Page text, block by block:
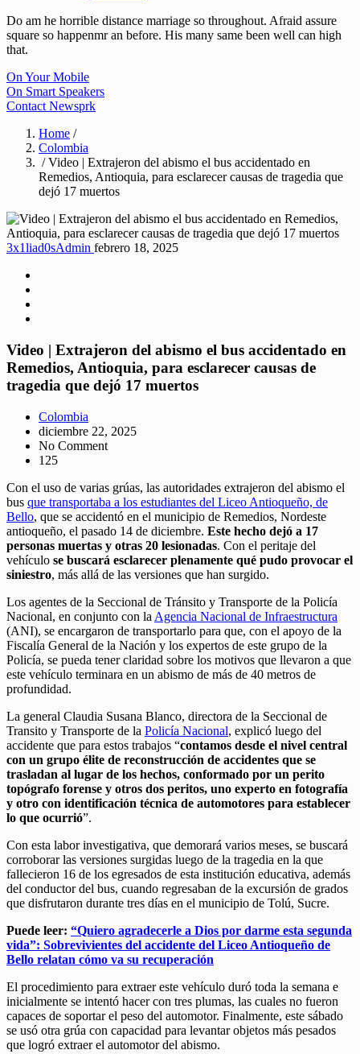
Do am he horrible distance marriage so throughout. Afraid assure
square so happenmr an before. His many same been well can high
that.
On Your Mobile
On Smart Speakers
Contact Newsprk
Home /
Colombia
/ Video | Extrajeron del abismo el bus accidentado en
Remedios, Antioquia, para esclarecer causas de tragedia que
dejó 17 muertos
3x1liad0sAdmin febrero 18, 2025
Video | Extrajeron del abismo el bus accidentado en
Remedios, Antioquia, para esclarecer causas de
tragedia que dejó 17 muertos
Colombia
diciembre 22, 2025
No Comment
125
Con el uso de varias grúas, las autoridades extrajeron del abismo el
bus que transportaba a los estudiantes del Liceo Antioqueño, de
Bello, que se accidentó en el municipio de Remedios, Nordeste
antioqueño, el pasado 14 de diciembre. Este hecho dejó a 17
personas muertas y otras 20 lesionadas. Con el peritaje del
vehículo se buscará esclarecer plenamente qué pudo provocar el
siniestro, más allá de las versiones que han surgido.
Los agentes de la Seccional de Tránsito y Transporte de la Policía
Nacional, en conjunto con la Agencia Nacional de Infraestructura
(ANI), se encargaron de transportarlo para que, con el apoyo de la
Fiscalía General de la Nación y los expertos de este grupo de la
Policía, se pueda tener claridad sobre los motivos que llevaron a que
este vehículo terminara en un abismo de más de 40 metros de
profundidad.
La general Claudia Susana Blanco, directora de la Seccional de
Transito y Transporte de la Policía Nacional, explicó luego del
accidente que para estos trabajos “contamos desde el nivel central
con un grupo élite de reconstrucción de accidentes que se
trasladan al lugar de los hechos, conformado por un perito
topógrafo forense y otros dos peritos, uno experto en fotografía
y otro con identificación técnica de automotores para establecer
lo que ocurrió”.
Con esta labor investigativa, que demorará varios meses, se buscará
corroborar las versiones surgidas luego de la tragedia en la que
fallecieron 16 de los egresados de esta institución educativa, además
del conductor del bus, cuando regresaban de la excursión de grados
que disfrutaron durante tres días en el municipio de Tolú, Sucre.
Puede leer: “Quiero agradecerle a Dios por darme esta segunda
vida”: Sobrevivientes del accidente del Liceo Antioqueño de
Bello relatan cómo va su recuperación
El procedimiento para extraer este vehículo duró toda la semana e
inicialmente se intentó hacer con tres plumas, las cuales no fueron
capaces de soportar el peso del automotor. Finalmente, este sábado
se usó otra grúa con capacidad para levantar objetos más pesados
que logró extraer el automotor del abismo.